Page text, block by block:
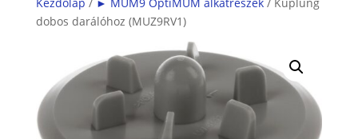
dobos darálóhoz (MUZ9RV1)